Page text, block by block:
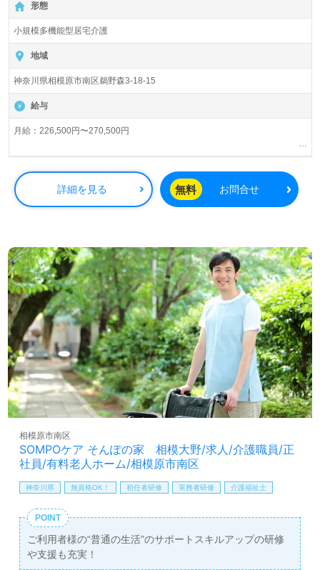
形態
小規模多機能型居宅介護
地域
神奈川県相模原市南区鵜野森3-18-15
給与
月給：226,500円〜270,500円
・深夜帯（22:00～翌5:00）25％割増
・夜勤1回につき6,000円
・認知症実践者研修 2,000円 /月
・退職金
・交通費全額支給
※現場を支えるスタッフへ賞与とは別に一時金を支給
・賞与（年2回）
・昇給（年1回）
詳細を見る 無料 お問合せ
SOMPOケア そんぽの家 相模大野/求人/介護職員/正
社員/有料老人ホーム/相模原市南区
相模原市南区
神奈川県 無資格OK！ 初任者研修 実務者研修 介護福祉士
POINT
ご利用者様の“普通の生活”のサポートスキルアップの研修
や支援も充実！